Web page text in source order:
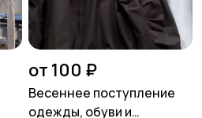
от 100 ₽
Весеннее поступление
одежды, обуви и